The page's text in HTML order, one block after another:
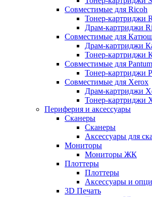
Совместимые для Ricoh
Тонер-картриджи
Драм-картриджи
Совместимые для
Драм-картриджи
Тонер-картриджи
Совместимые для Pantum
Тонер-картриджи
Совместимые для Xerox
Драм-картриджи
Тонер-картриджи
Периферия и аксессуары
Сканеры
Сканеры
Аксессуары для
Мониторы
Мониторы ЖК
Плоттеры
Плоттеры
Аксессуары и
3D Печать